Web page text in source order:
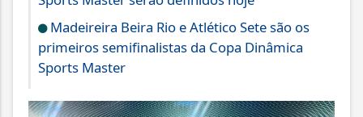
Madeireira Beira Rio e Atlético Sete são os
primeiros semifinalistas da Copa Dinâmica
Sports Master